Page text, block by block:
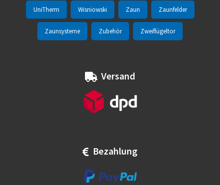
UniTherm Wisniowski Zaun Zaunfelder
Zaunsysteme Zubehör Zweiflügeltor
Versand
Bezahlung